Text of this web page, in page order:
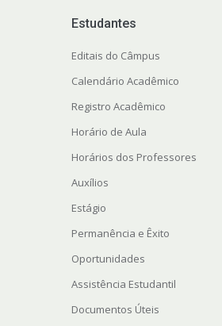
Estudantes
Editais do Câmpus
Calendário Acadêmico
Registro Acadêmico
Horário de Aula
Horários dos Professores
Auxílios
Estágio
Permanência e Êxito
Oportunidades
Assistência Estudantil
Documentos Úteis